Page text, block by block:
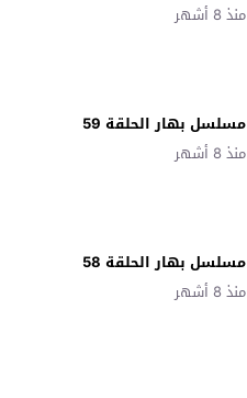
منذ 8 أشهر
مسلسل بهار الحلقة 59
منذ 8 أشهر
مسلسل بهار الحلقة 58
منذ 8 أشهر